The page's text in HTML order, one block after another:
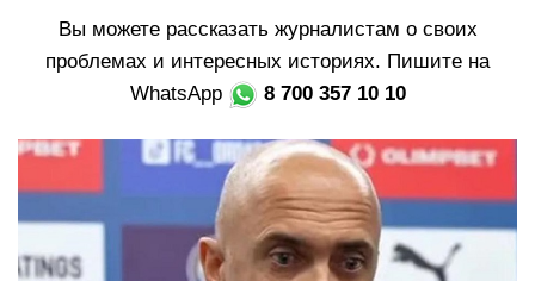
в
г
а
Вы можете рассказать журналистам о своих
проблемах и интересных историях. Пишите на
WhatsApp
8 700 357 10 10